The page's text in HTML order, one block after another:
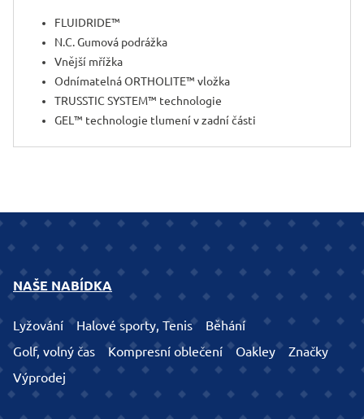
FLUIDRIDE™
N.C. Gumová podrážka
Vnější mřížka
Odnímatelná ORTHOLITE™ vložka
TRUSSTIC SYSTEM™ technologie
GEL™ technologie tlumení v zadní části
NAŠE NABÍDKA
Lyžování Halové sporty, Tenis
Běhání
Golf, volný čas
Kompresní oblečení Oakley
Značky
Výprodej